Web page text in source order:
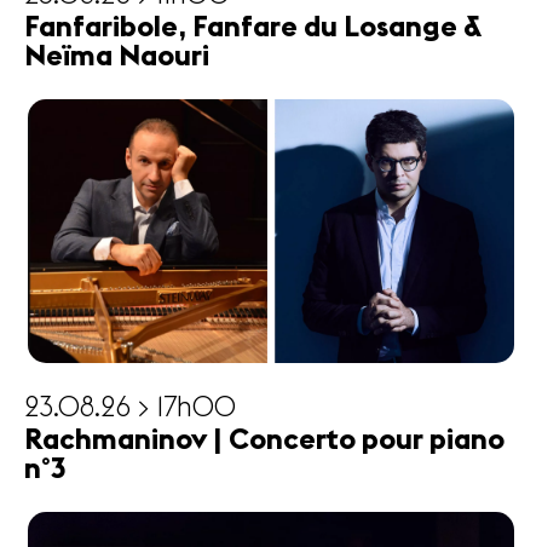
Fanfaribole, Fanfare du Losange &
Neïma Naouri
23.08.26 > 17h00
Rachmaninov | Concerto pour piano
n°3